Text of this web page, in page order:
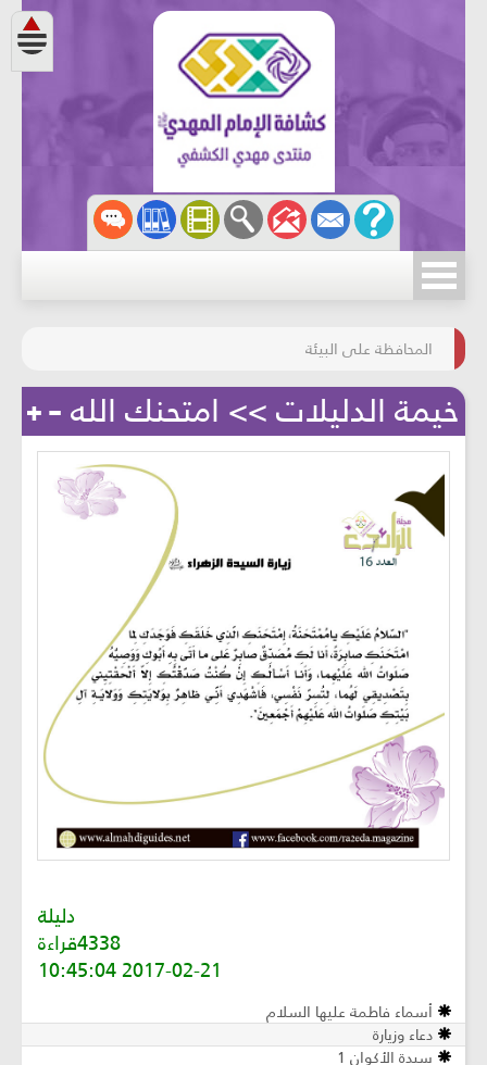
مسابقة الركب الحسينيّ
المحافظة على البيئة
خيمة الدليلات >> امتحنك الله
دليلة
4338قراءة
2017-02-21 10:45:04
أسماء فاطمة عليها السلام ‏
دعاء وزيارة
سيدة الأكوان 1